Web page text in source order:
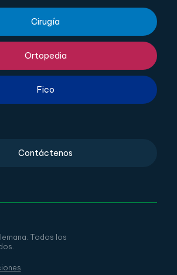
Cirugía
Ortopedia
Fico
Contáctenos
Todos los